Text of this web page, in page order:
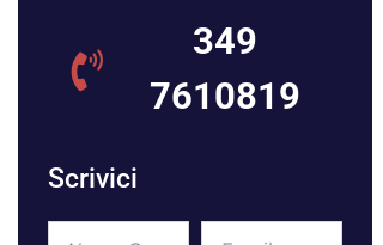
349
7610819
Scrivici